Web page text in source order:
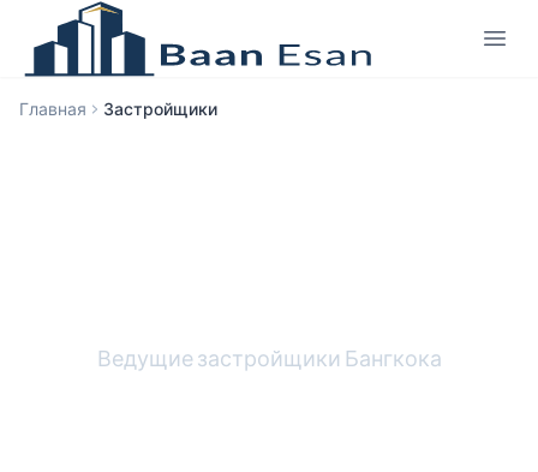
Главная Застройщики
Ведущие застройщики Бангкока